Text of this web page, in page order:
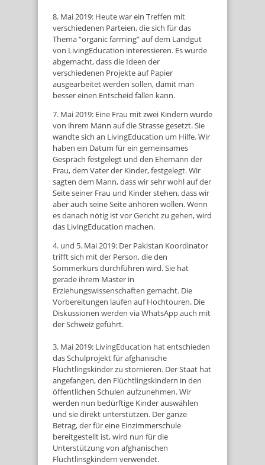
8. Mai 2019: Heute war ein Treffen mit
verschiedenen Parteien, die sich für das
Thema “organic farming” auf dem Landgut
von LivingEducation interessieren. Es wurde
abgemacht, dass die Ideen der
verschiedenen Projekte auf Papier
ausgearbeitet werden sollen, damit man
besser einen Entscheid fällen kann.
7. Mai 2019: Eine Frau mit zwei Kindern wurde
von ihrem Mann auf die Strasse gesetzt. Sie
wandte sich an LivingEducation um Hilfe. Wir
haben ein Datum für ein gemeinsames
Gespräch festgelegt und den Ehemann der
Frau, dem Vater der Kinder, festgelegt. Wir
sagten dem Mann, dass wir sehr wohl auf der
Seite seiner Frau und Kinder stehen, dass wir
aber auch seine Seite anhören wollen. Wenn
es danach nötig ist vor Gericht zu gehen, wird
das LivingEducation machen.
4. und 5. Mai 2019: Der Pakistan Koordinator
trifft sich mit der Person, die den
Sommerkurs durchführen wird. Sie hat
gerade ihrem Master in
Erziehungswissenschaften gemacht. Die
Vorbereitungen laufen auf Hochtouren. Die
Diskussionen werden via WhatsApp auch mit
der Schweiz geführt.
3. Mai 2019: LivingEducation hat entschieden
das Schulprojekt für afghanische
Flüchtlingskinder zu stornieren. Der Staat hat
angefangen, den Flüchtlingskindern in den
öffentlichen Schulen aufzunehmen. Wir
werden nun bedürftige Kinder auswählen
und sie direkt unterstützen. Der ganze
Betrag, der für eine Einzimmerschule
bereitgestellt ist, wird nun für die
Unterstützung von afghanischen
Flüchtlinsgkindern verwendet.